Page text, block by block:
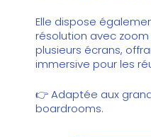
Elle dispose
résolution avec
plusieurs écrans,
immersive pour les
👉 Adaptée aux
boardrooms.